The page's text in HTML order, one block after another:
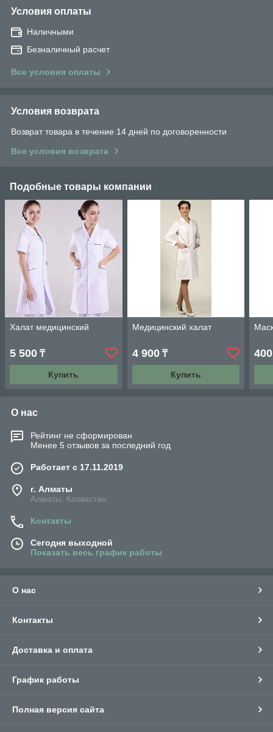
Условия оплаты
Наличными
Безналичный расчет
Все условия оплаты
Условия возврата
Возврат товара в течение 14 дней по договоренности
Все условия возврата
Подобные товары компании
Халат медицинский
5 500 ₸
Купить
Медицинский халат
4 900₸
Купить
400
О нас
Рейтинг не сформирован
Менее 5 отзывов за последний год
Работает с 17.11.2019
г. Алматы
Алматы, Казахстан
Контакты
Сегодня выходной
Показать весь график работы
О нас
Контакты
Доставка и оплата
График работы
Полная версия сайта